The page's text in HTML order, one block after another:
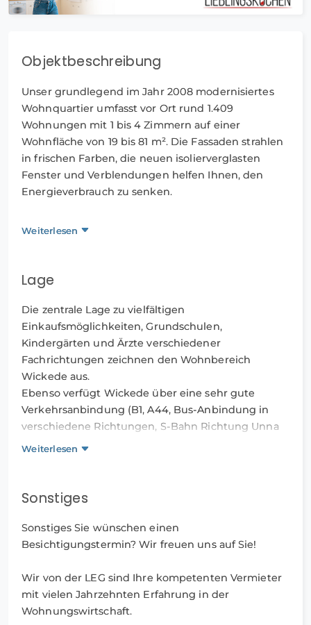
Objektbeschreibung
Unser grundlegend im Jahr 2008 modernisiertes
Wohnquartier umfasst vor Ort rund 1.409
Wohnungen mit 1 bis 4 Zimmern auf einer
Wohnfläche von 19 bis 81 m². Die Fassaden strahlen
in frischen Farben, die neuen isolierverglasten
Fenster und Verblendungen helfen Ihnen, den
Energieverbrauch zu senken.
Unsere kinderfreundlichen Wohnbereiche im
besitzen und liegen in verkehrsberuhigten Zonen.
Kinderspielplätze sind ebenfalls in den
Grünanlagen und in unmittelbarer Nähe
vorhanden.
Ebenso sind zahlreiche offenen Stellplätze
vorhanden, und es können Stellplätze in unseren
Tiefgaragen als auch Garagen angemietet werden.
Haben Sie Interesse? Dann senden Sie die Objekt-
Wichtiger Hinweis: Nachdem Sie das
Kontaktformular im Portal ausgefüllt und
verschickt haben, erhalten Sie von uns innerhalb
Bitte folgen Sie dem dort angegebenen Link, um
Ihre E-Mail-Adresse und Ihre Angaben zu
Weiterlesen
Lage
Die zentrale Lage zu vielfältigen
Einkaufsmöglichkeiten, Grundschulen,
Kindergärten und Ärzte verschiedener
Fachrichtungen zeichnen den Wohnbereich
Wickede aus.
Ebenso verfügt Wickede über eine sehr gute
Verkehrsanbindung (B1, A44, Bus-Anbindung in
verschiedene Richtungen, S-Bahn Richtung Unna
und Dortmund alle 20 Minuten, Straßenbahn
Weiterlesen
Sonstiges
Sonstiges Sie wünschen einen
Besichtigungstermin? Wir freuen uns auf Sie!
Wir von der LEG sind Ihre kompetenten Vermieter
mit vielen Jahrzehnten Erfahrung in der
Wohnungswirtschaft.